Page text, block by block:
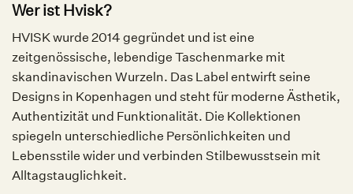
Wer ist Hvisk?
HVISK wurde 2014 gegründet und ist eine
zeitgenössische, lebendige Taschenmarke mit
skandinavischen Wurzeln. Das Label entwirft seine
Designs in Kopenhagen und steht für moderne Ästhetik,
Authentizität und Funktionalität. Die Kollektionen
spiegeln unterschiedliche Persönlichkeiten und
Lebensstile wider und verbinden Stilbewusstsein mit
Alltagstauglichkeit.